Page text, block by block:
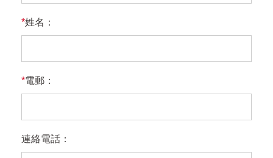
*姓名：
*電郵：
連絡電話：